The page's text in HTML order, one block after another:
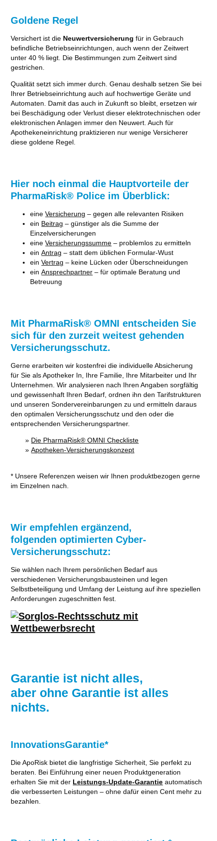
Goldene Regel
Versichert ist die Neuwertversicherungfür in Gebrauch
befindliche Betriebseinrichtungen, auch wenn der Zeitwert
unter 40 % liegt. Die Bestimmungen zum Zeitwert sind
gestrichen.
Qualität setzt sich immer durch. Genau deshalb setzen Sie bei
Ihrer Betriebseinrichtung auch auf hochwertige Geräte und
Automaten. Damit das auch in Zukunft so bleibt, ersetzen wir
bei Beschädigung oder Verlust dieser elektrotechnischen oder
elektronischen Anlagen immer den Neuwert. Auch für
Apothekeneinrichtung praktizieren nur wenige Versicherer
diese goldene Regel.
Hier noch einmal die Hauptvorteile der
PharmaRisk® Police im Überblick:
eineVersicherung – gegen alle relevanten Risiken
ein Beitrag – günstiger als die Summe der
Einzelversicherungen
eineVersicherungssumme – problemlos zu ermitteln
einAntrag – statt dem üblichen Formular-Wust
einVertrag – keine Lücken oder Überschneidungen
einAnsprechpartner – für optimale Beratung und
Betreuung
Mit PharmaRisk® OMNI entscheiden Sie
sich für den zurzeit weitest gehenden
Versicherungsschutz.
Gerne erarbeiten wir kostenfrei die individuelle Absicherung
für Sie als Apotheker In, Ihre Familie, Ihre Mitarbeiter und Ihr
Unternehmen. Wir analysieren nach Ihren Angaben sorgfältig
und gewissenhaft Ihren Bedarf, ordnen ihn den Tarifstrukturen
und unseren Sondervereinbarungen zu und ermitteln daraus
den optimalen Versicherungsschutz und den oder die
entsprechenden Versicherungspartner.
» Die PharmaRisk® OMNI Checkliste
»Apotheken-Versicherungskonzept
* Unsere Referenzen weisen wir Ihnen produktbezogen gerne
im Einzelnen nach.
Wir empfehlen ergänzend,
folgenden optimierten Cyber-
Versicherungsschutz:
Sie wählen nach Ihrem persönlichen Bedarf aus
verschiedenen Versicherungsbausteinen und legen
Selbstbeteiligung und Umfang der Leistung auf ihre speziellen
Anforderungen zugeschnitten fest.
Garantie ist nicht alles,
aber ohne Garantie ist alles
nichts.
InnovationsGarantie*
Die ApoRisk bietet die langfristige Sicherheit, Sie perfekt zu
beraten. Bei Einführung einer neuen Produktgeneration
erhalten Sie mit der Leistungs-Update-Garantie automatisch
die verbesserten Leistungen – ohne dafür einen Cent mehr zu
bezahlen.